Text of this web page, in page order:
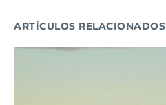
ARTÍCULOS RELACIONADOS